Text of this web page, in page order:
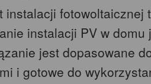
instalacji
instalacji PV w
jest dopasowane
i gotowe do